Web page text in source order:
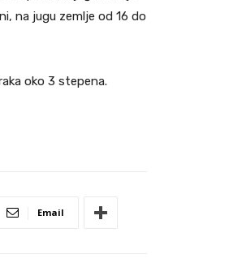
na jugu zemlje od 16 do
oko 3 stepena.
Email